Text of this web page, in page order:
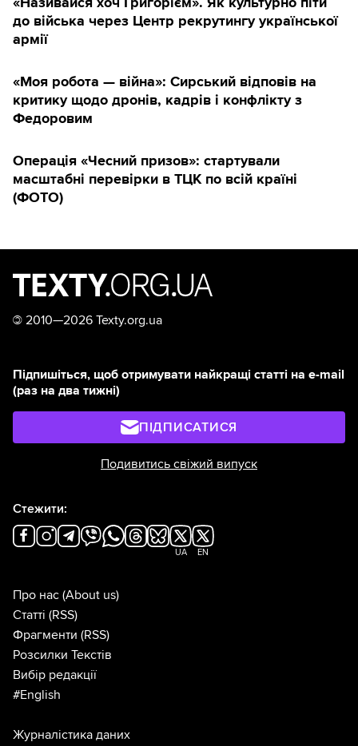
до війська через Центр рекрутингу української
армії
«Моя робота — війна»: Сирський відповів на
критику щодо дронів, кадрів і конфлікту з
Федоровим
Операція «Чесний призов»: стартували
масштабні перевірки в ТЦК по всій країні
(ФОТО)
© 2010—2026 Texty.org.ua
Підпишіться, щоб отримувати найкращі статті на e-mail
(раз на два тижні)
ПІДПИСАТИСЯ
Подивитись свіжий випуск
Стежити:
UA EN
Про нас (About us)
Статті (RSS)
Фрагменти (RSS)
Розсилки Текстів
Вибір редакції
#English
Журналістика даних